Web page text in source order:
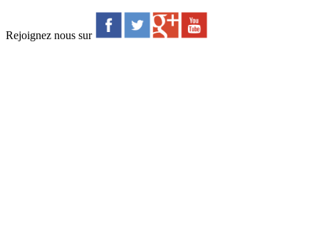
Rejoignez nous sur